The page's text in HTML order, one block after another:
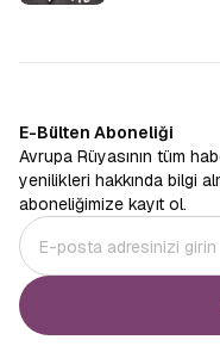
E-Bülten Aboneliği
Avrupa Rüyasının tüm
yenilikleri hakkında bilgi
aboneliğimize kayıt ol.